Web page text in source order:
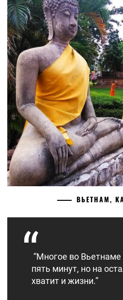
ВЬЕТНАМ,
“Многое во
пять минут, но на
хватит и жизни.”